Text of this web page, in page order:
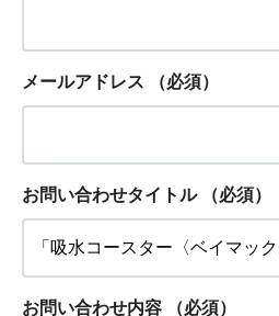
メールアドレス （必須）
お問い合わせタイトル （必須）
お問い合わせ内容 （必須）